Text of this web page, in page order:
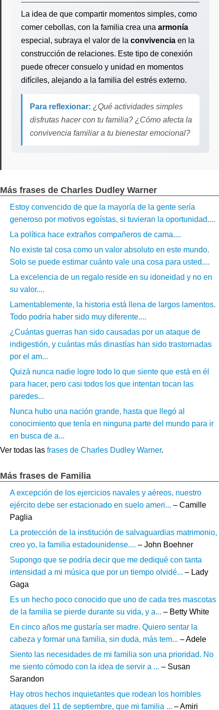
La idea de que compartir momentos simples, como
comer cebollas, con la familia crea una armonía
especial, subraya el valor de la convivencia en la
construcción de relaciones. Este tipo de conexión
puede ofrecer consuelo y unidad en momentos
difíciles, alejando a la familia del estrés externo.
Para reflexionar: ¿Qué actividades simples
disfrutas hacer con tu familia? ¿Cómo afecta la
convivencia familiar a tu bienestar emocional?
Más frases de Charles Dudley Warner
Estoy convencido de que la mayoría de la gente sería
generoso por motivos egoístas, si tuvieran la oportunidad....
La política hace extraños compañeros de cama....
No existe tal cosa como un valor absoluto en este mundo.
Solo se puede estimar cuánto vale una cosa para usted....
La excelencia de un regalo reside en su idoneidad y no en
su valor....
Lamentablemente, la historia está llena de largos lamentos.
Todo podría haber sido muy diferente....
¿Cuántas guerras han sido causadas por un ataque de
indigestión, y cuántas más dinastías han sido trastornadas
por el am...
Quizá nunca nadie logre todo lo que siente que está en él
para hacer, pero casi todos los que intentan tocan las
paredes...
Nunca hubo una nación grande, hasta que llegó al
conocimiento que tenía en ninguna parte del mundo para ir
en busca de a...
Ver todas las frases de Charles Dudley Warner.
Más frases de Familia
A excepción de los ejercicios navales y aéreos, nuestro
ejército debe ser estacionado en suelo ameri... – Camille
Paglia
La protección de la institución de salvaguardias matrimonio,
creo yo, la familia estadounidense.... – John Boehner
Supongo que se podría decir que me dediqué con tanta
intensidad a mi música que por un tiempo olvidé... – Lady
Gaga
Es un hecho poco conocido que uno de cada tres mascotas
de la familia se pierde durante su vida, y a... – Betty White
En cinco años me gustaría ser madre. Quiero sentar la
cabeza y formar una familia, sin duda, más tem... – Adele
Siento las necesidades de mi familia son una prioridad. No
me siento cómodo con la idea de servir a ... – Susan
Sarandon
Hay otros hechos inquietantes que rodean los horribles
ataques del 11 de septiembre, que mi familia ... – Amiri